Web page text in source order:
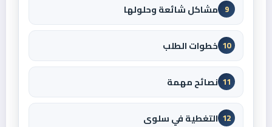
9 مشاكل شائعة وحلولها
10 خطوات الطلب
11 نصائح مهمة
12 التغطية في سلوى